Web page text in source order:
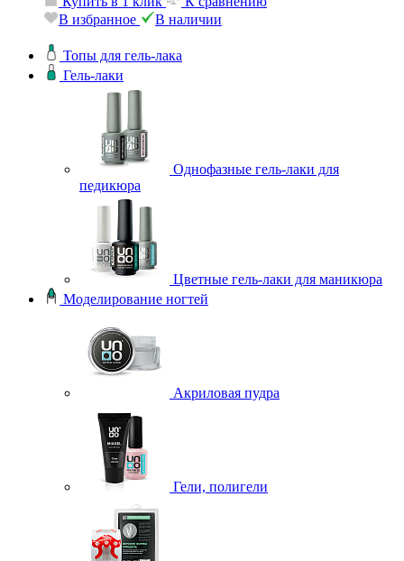
Купить в 1 клик
К сравнению
Топы для гель-лака
Гель-лаки
Однофазные гель-лаки для
педикюра
Цветные гель-лаки для маникюра
Моделирование ногтей
Акриловая пудра
Гели, полигели